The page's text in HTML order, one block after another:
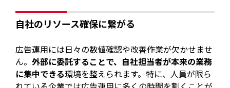
自社のリソース確保に繋がる
広告運用には日々の数値確認や改善作業が欠かせませ
ん。外部に委託することで、自社担当者が本来の業務
に集中できる環境を整えられます。特に、人員が限ら